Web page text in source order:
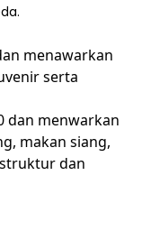
menawarkan
serta
dan menwarkan
makan siang,
dan